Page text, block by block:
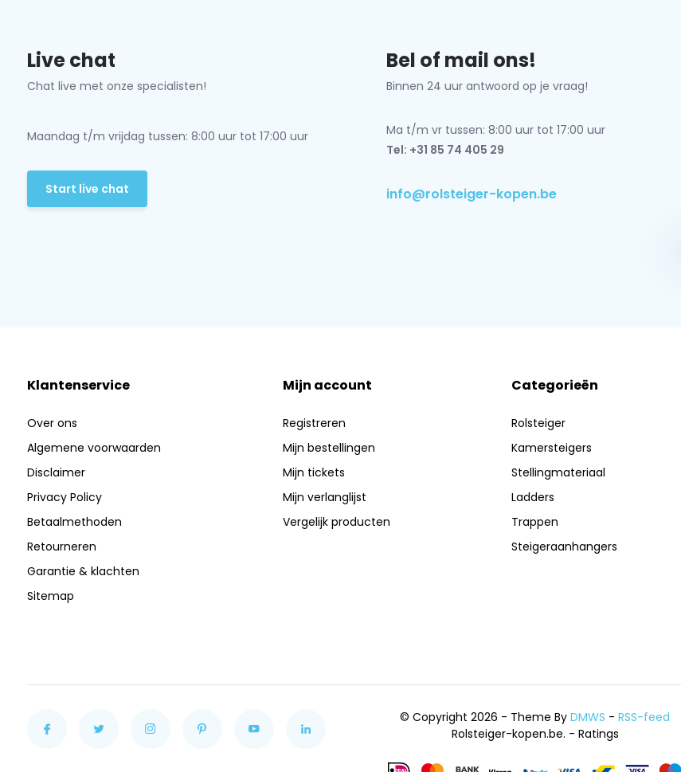
Live chat
Chat live met onze specialisten!
Maandag t/m vrijdag tussen: 8:00 uur tot 17:00 uur
Start live chat
Bel of mail ons!
Binnen 24 uur antwoord op je vraag!
Ma t/m vr tussen: 8:00 uur tot 17:00 uur
Tel: +31 85 74 405 29
info@rolsteiger-kopen.be
Klantenservice
Over ons
Algemene voorwaarden
Disclaimer
Privacy Policy
Betaalmethoden
Retourneren
Garantie & klachten
Sitemap
Mijn account
Registreren
Mijn bestellingen
Mijn tickets
Mijn verlanglijst
Vergelijk producten
Categorieën
Rolsteiger
Kamersteigers
Stellingmateriaal
Ladders
Trappen
Steigeraanhangers
© Copyright 2026 - Theme ByDMWS -RSS-feed
Rolsteiger-kopen.be. - Ratings